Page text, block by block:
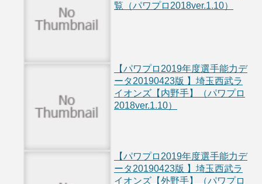
覧（パワプロ2018ver.1.10）
【パワプロ2019年度選手能力デ
ータ20190423版 】埼玉西武ラ
イオンズ【内野手】（パワプロ
2018ver.1.10）
【パワプロ2019年度選手能力デ
ータ20190423版 】埼玉西武ラ
イオンズ【外野手】（パワプロ